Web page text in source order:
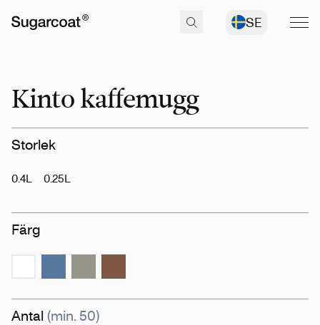
SE
Kinto kaffemugg
Storlek
0.4L 0.25L
Färg
Antal (min. 50)